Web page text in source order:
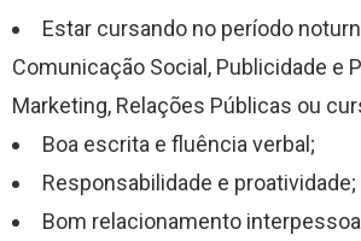
Estar cursando no período
Comunicação Social, Publicidade e
Marketing, Relações Públicas ou
Boa escrita e fluência verbal;
Responsabilidade e proatividade;
Bom relacionamento